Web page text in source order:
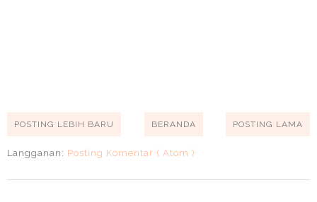
POSTING LEBIH BARU POSTING LAMA
BERANDA
Langganan: Posting Komentar ( Atom )